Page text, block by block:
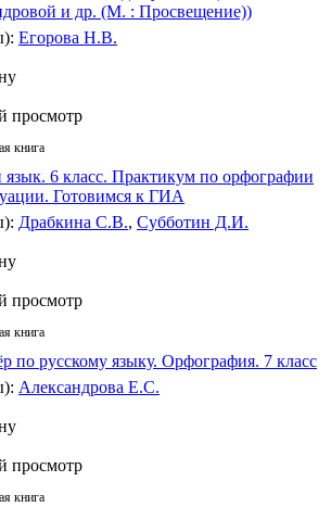
и др. (М. : Просвещение))
Егорова Н.В.
просмотр
книга
язык. 6 класс. Практикум по орфографии
Готовимся к ГИА
Драбкина С.В., Субботин Д.И.
просмотр
книга
по русскому языку. Орфография. 7 класс
Александрова Е.С.
просмотр
книга